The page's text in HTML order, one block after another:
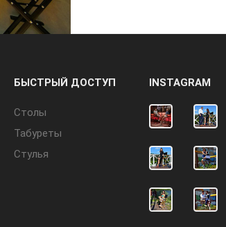
БЫСТРЫЙ ДОСТУП
Cтолы
Табуреты
Стулья
INSTAGRAM